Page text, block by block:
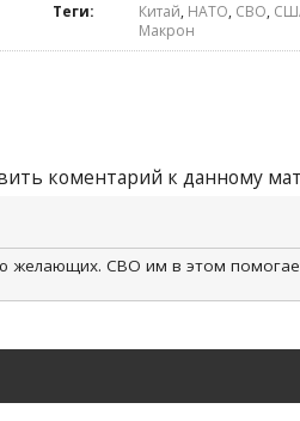
Теги: Китай, НАТО, СВО,
Макрон
коментарий к данному
желающих. СВО им в этом